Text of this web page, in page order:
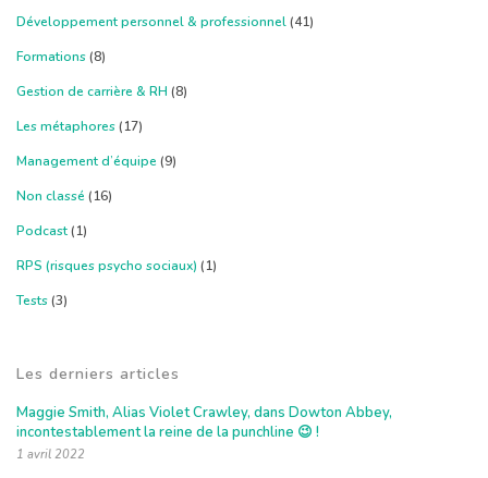
Développement personnel & professionnel(41)
Formations(8)
Gestion de carrière & RH (8)
Les métaphores(17)
Management d’équipe (9)
Non classé (16)
Podcast(1)
RPS (risques psycho sociaux) (1)
Tests(3)
Les derniers articles
Maggie Smith, Alias Violet Crawley, dans Dowton Abbey,
incontestablement la reine de la punchline 😉 !
1 avril 2022